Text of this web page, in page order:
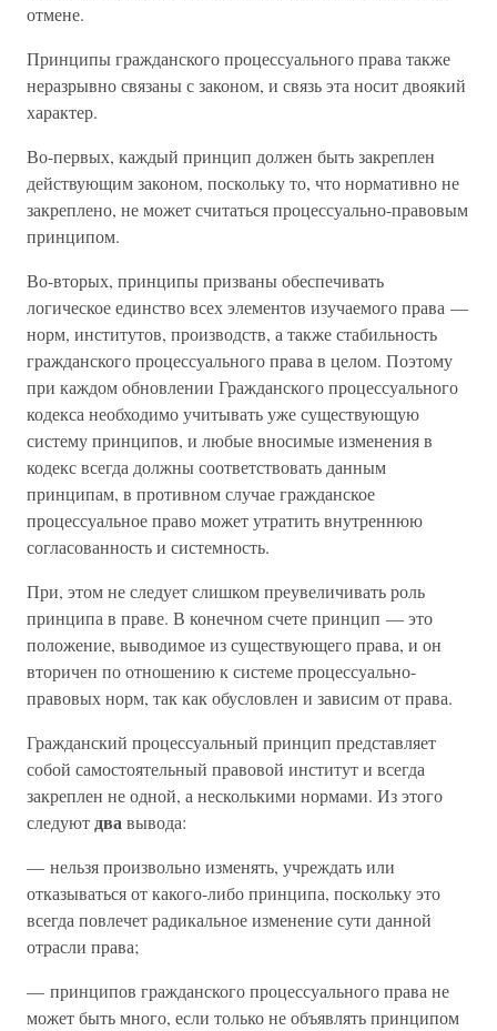
отмене.
Принципы гражданского процессуального права также
неразрывно связаны с законом, и связь эта носит двоякий
характер.
Во-первых, каждый принцип должен быть закреплен
действующим законом, поскольку то, что нормативно не
закреплено, не может считаться процессуально-правовым
принципом.
Во-вторых, принципы призваны обеспечивать
логическое единство всех элементов изучаемого права —
норм, институтов, производств, а также стабильность
гражданского процессуального права в целом. Поэтому
при каждом обновлении Гражданского процессуального
кодекса необходимо учитывать уже существующую
систему принципов, и любые вносимые изменения в
кодекс всегда должны соответствовать данным
принципам, в противном случае гражданское
процессуальное право может утратить внутреннюю
согласованность и системность.
При, этом не следует слишком преувеличивать роль
принципа в праве. В конечном счете принцип — это
положение, выводимое из существующего права, и он
вторичен по отношению к системе процессуально-
правовых норм, так как обусловлен и зависим от права.
Гражданский процессуальный принцип представляет
собой самостоятельный правовой институт и всегда
закреплен не одной, а несколькими нормами. Из этого
следуютдвавывода:
— нельзя произвольно изменять, учреждать или
отказываться от какого-либо принципа, поскольку это
всегда повлечет радикальное изменение сути данной
отрасли права;
— принципов гражданского процессуального права не
может быть много, если только не объявлять принципом